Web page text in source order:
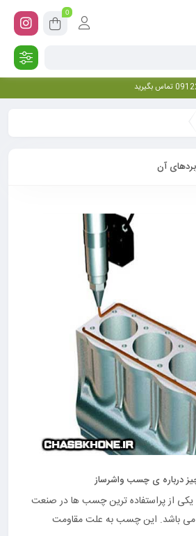
0
آن
درباره ی چسب واشرساز
از پر‌استفاده‌ ترین چسب ها در صنعت
باشد. این چسب به علت مقاومت